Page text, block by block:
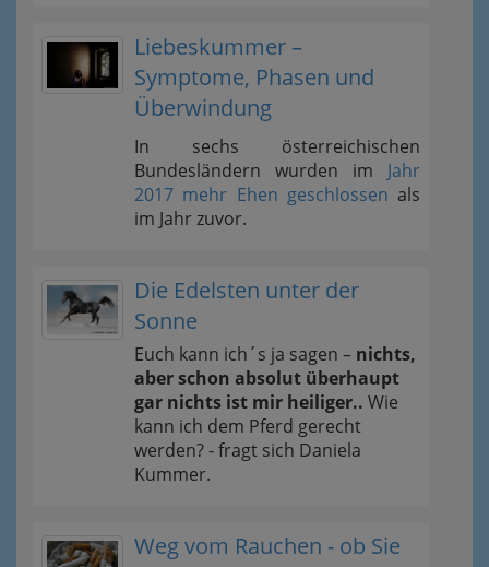
Liebeskummer –
Symptome, Phasen und
Überwindung
In sechs österreichischen
Bundesländern wurden im Jahr
2017 mehr Ehen geschlossen als
im Jahr zuvor.
Die Edelsten unter der
Sonne
Euch kann ich´s ja sagen – nichts,
aber schon absolut überhaupt
gar nichts ist mir heiliger.. Wie
kann ich dem Pferd gerecht
werden? - fragt sich Daniela
Kummer.
Weg vom Rauchen - ob Sie